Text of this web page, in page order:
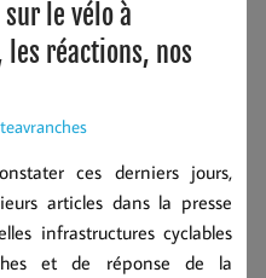
le vélo à
les réactions, nos
ces derniers jours,
articles dans la presse
infrastructures cyclables
et de réponse de la